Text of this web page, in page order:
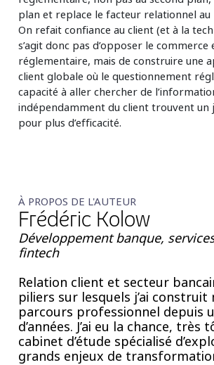
plan et replace le facteur relationnel
On refait confiance au client (et à la
s’agit donc pas d’opposer le
réglementaire, mais de construire une
client globale où le questionnement
capacité à aller chercher de
indépendamment du client trouvent un
pour plus d’efficacité.
À PROPOS DE L'AUTEUR
Frédéric Kolow
Développement banque,
fintech
Relation client et secteur
piliers sur lesquels j’ai construit
parcours professionnel depuis
d’années. J’ai eu la chance, très
cabinet d’étude spécialisé
grands enjeux de